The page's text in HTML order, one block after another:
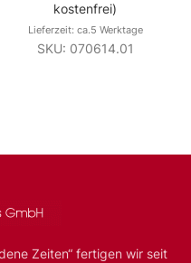
kostenfrei)
Lieferzeit: ca.5 Werktage
SKU: 070614.01
Zeiten“ fertigen wir seit